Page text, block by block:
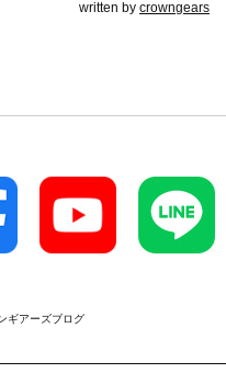
written by crowngears
ギアーズブログ